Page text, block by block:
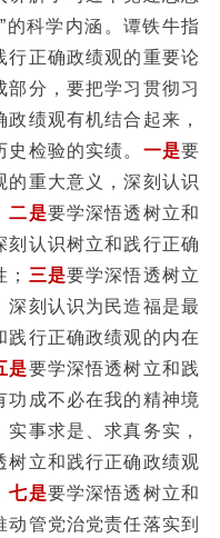
的科学内涵。谭铁牛指
行正确政绩观的重要论
分，要把学习贯彻习
绩观有机结合起来，
检验的实绩。 一是要
的重大意义，深刻认识
二是要学深悟透树立和
刻认识树立和践行正确
三是要学深悟透树立
深刻认识为民造福是最
践行正确政绩观的内在
是要学深悟透树立和践
功成不必在我的精神境
事求是、求真务实，
树立和践行正确政绩观
七是要学深悟透树立和
管党治党责任落实到